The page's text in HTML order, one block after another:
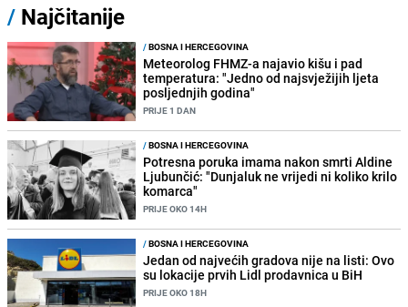
/ Najčitanije
/BOSNA I HERCEGOVINA
Meteorolog FHMZ-a najavio kišu i pad
temperatura: "Jedno od najsvježijih ljeta
posljednjih godina"
PRIJE 1 DAN
/BOSNA I HERCEGOVINA
Potresna poruka imama nakon smrti Aldine
Ljubunčić: "Dunjaluk ne vrijedi ni koliko krilo
komarca"
PRIJE OKO 14H
/BOSNA I HERCEGOVINA
Jedan od najvećih gradova nije na listi: Ovo
su lokacije prvih Lidl prodavnica u BiH
PRIJE OKO 18H